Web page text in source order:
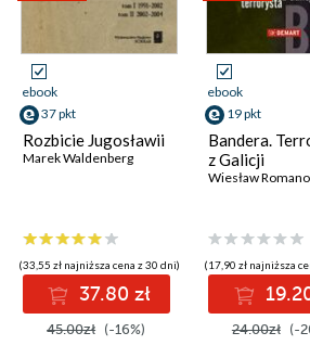
ebook
37 pkt
Rozbicie Jugosławii
Marek Waldenberg
(33,55 zł najniższa cena z 30 dni)
37.80 zł
45.00zł (-16%)
ebook
19 pkt
Bandera.
z Galicji
Wiesław
(17,90 zł najniższa
24.00zł (-